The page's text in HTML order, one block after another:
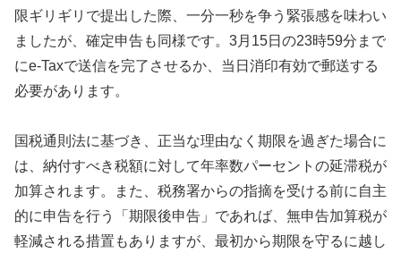
限ギリギリで提出した際、一分一秒を争う緊張感を味わい
ましたが、確定申告も同様です。3月15日の23時59分まで
にe-Taxで送信を完了させるか、当日消印有効で郵送する
必要があります。
国税通則法に基づき、正当な理由なく期限を過ぎた場合に
は、納付すべき税額に対して年率数パーセントの延滞税が
加算されます。また、税務署からの指摘を受ける前に自主
的に申告を行う「期限後申告」であれば、無申告加算税が
軽減される措置もありますが、最初から期限を守るに越し